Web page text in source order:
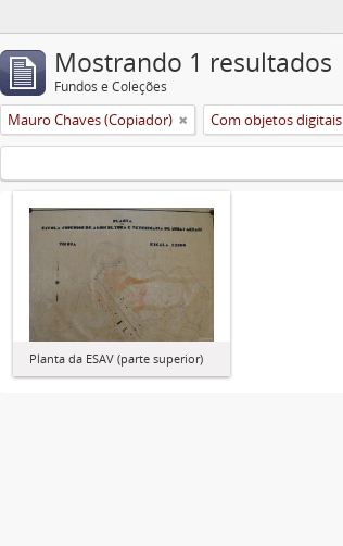
Mostrando 1 resultados
Fundos e Coleções
Mauro Chaves (Copiador) Com objetos digitais
Planta da ESAV (parte superior)